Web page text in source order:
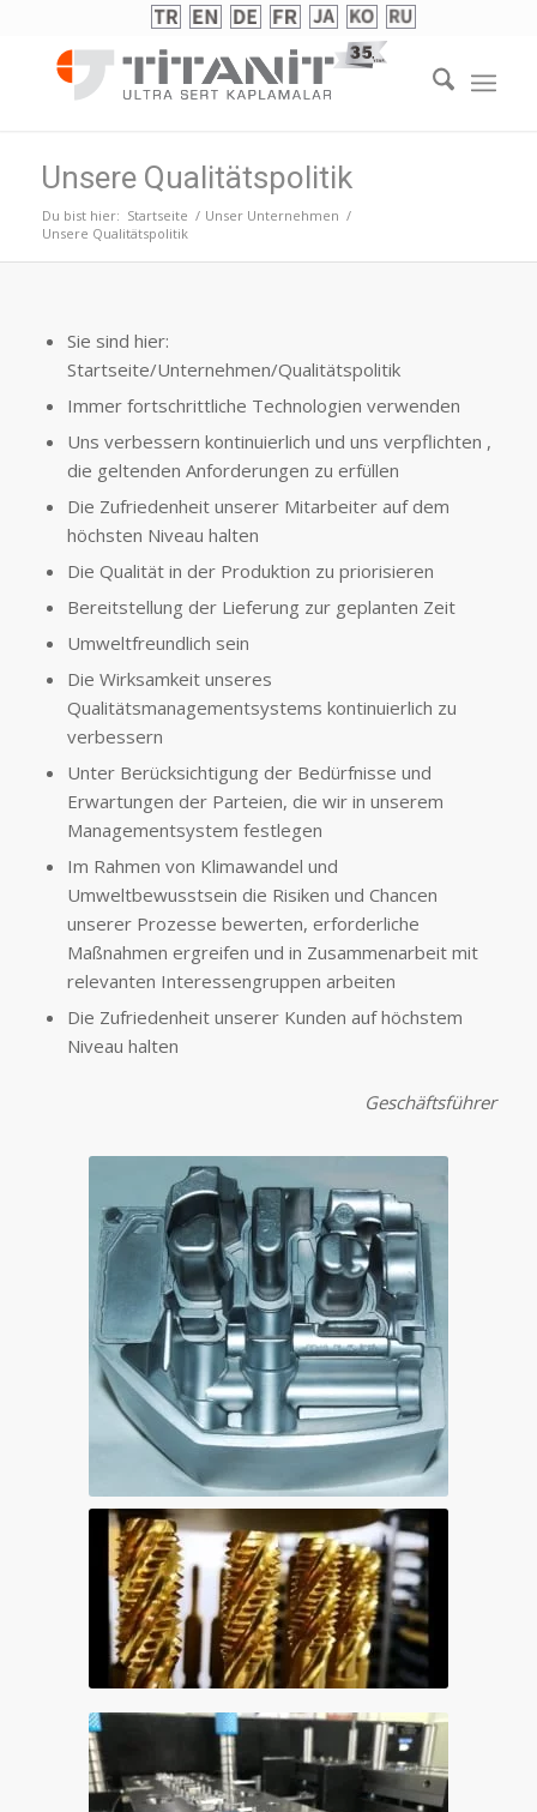
Unsere Qualitätspolitik
Du bist hier: Startseite / Unser Unternehmen /
Unsere Qualitätspolitik
Sie sind hier:
Startseite/Unternehmen/Qualitätspolitik
Immer fortschrittliche Technologien verwenden
Uns verbessern kontinuierlich und uns verpflichten ,
die geltenden Anforderungen zu erfüllen
Die Zufriedenheit unserer Mitarbeiter auf dem
höchsten Niveau halten
Die Qualität in der Produktion zu priorisieren
Bereitstellung der Lieferung zur geplanten Zeit
Umweltfreundlich sein
Die Wirksamkeit unseres
Qualitätsmanagementsystems kontinuierlich zu
verbessern
Unter Berücksichtigung der Bedürfnisse und
Erwartungen der Parteien, die wir in unserem
Managementsystem festlegen
Im Rahmen von Klimawandel und
Umweltbewusstsein die Risiken und Chancen
unserer Prozesse bewerten, erforderliche
Maßnahmen ergreifen und in Zusammenarbeit mit
relevanten Interessengruppen arbeiten
Die Zufriedenheit unserer Kunden auf höchstem
Niveau halten
Geschäftsführer